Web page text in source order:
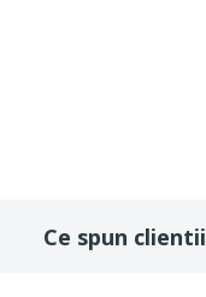
Ce spun clientii